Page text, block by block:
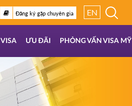
Đăng ký gặp chuyên gia EN
VISA ƯU ĐÃI PHỎNG VẤN VISA MỸ